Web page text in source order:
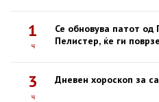
1
ч
Се обновува патот од
Пелистер, ќе ги
3
ч
Дневен хороскоп за